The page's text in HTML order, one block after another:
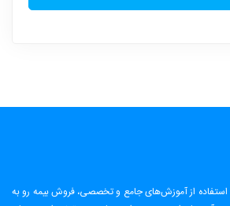
استفاده از آموزش‌های جامع و تخصصی، فروش بیمه رو به